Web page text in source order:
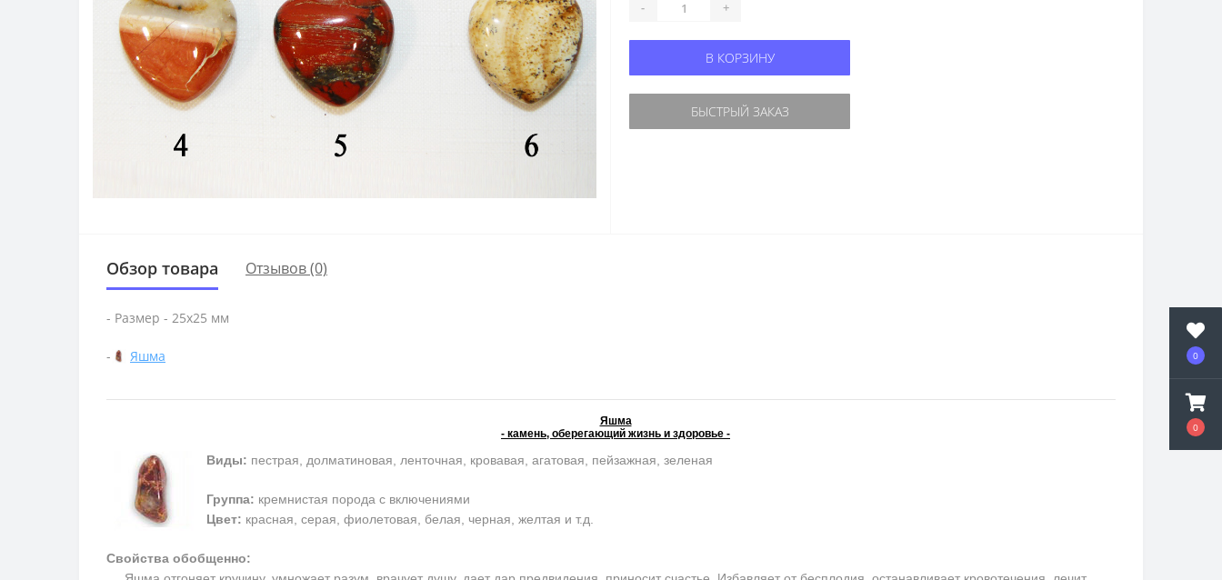
0
0
- +
В КОРЗИНУ
БЫСТРЫЙ ЗАКАЗ
Обзор товара Отзывов (0)
- Размер - 25х25 мм
- Яшма
Яшма
- камень, оберегающий жизнь и здоровье -
Виды: пестрая, долматиновая, ленточная, кровавая, агатовая, пейзажная, зеленая
Группа: кремнистая порода с включениями
Цвет: красная, серая, фиолетовая, белая, черная, желтая и т.д.
Свойства обобщенно: